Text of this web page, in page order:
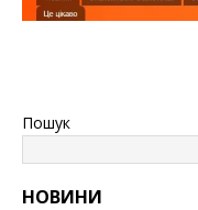
Пошук
НОВИНИ